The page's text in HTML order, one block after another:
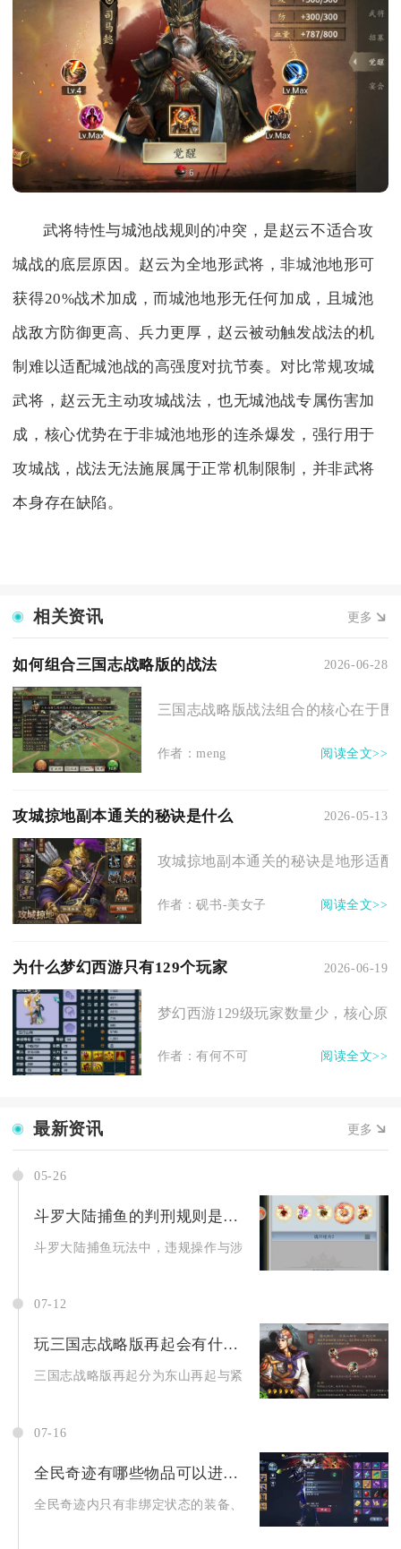
武将特性与城池战规则的冲突，是赵云不适合攻
城战的底层原因。赵云为全地形武将，非城池地形可
获得20%战术加成，而城池地形无任何加成，且城池
战敌方防御更高、兵力更厚，赵云被动触发战法的机
制难以适配城池战的高强度对抗节奏。对比常规攻城
武将，赵云无主动攻城战法，也无城池战专属伤害加
成，核心优势在于非城池地形的连杀爆发，强行用于
攻城战，战法无法施展属于正常机制限制，并非武将
本身存在缺陷。
相关资讯 更多
如何组合三国志战略版的战法 2026-06-28
三国志战略版战法组合的核心在于
作者：meng 阅读全文>>
攻城掠地副本通关的秘诀是什么 2026-05-13
攻城掠地副本通关的秘诀是地形适
作者：砚书-美女子 阅读全文>>
为什么梦幻西游只有129个玩家 2026-06-19
梦幻西游129级玩家数量少，核心原
作者：有何不可 阅读全文>>
最新资讯 更多
05-26
斗罗大陆捕鱼的判刑规则是什么
斗罗大陆捕鱼玩法中，违规操作与涉赌行为的判刑规则，核心
07-12
玩三国志战略版再起会有什么损失
三国志战略版再起分为东山再起与紧急撤离两种模式，二者都
07-16
全民奇迹有哪些物品可以进行买卖交易
全民奇迹内只有非绑定状态的装备、养成材料、宝石饰品、副